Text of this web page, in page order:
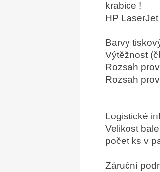
krabice !
HP
Barvy
Výtěžnost
Rozsah
Rozsah
Logistické
Velikost
počet ks v
Záruční